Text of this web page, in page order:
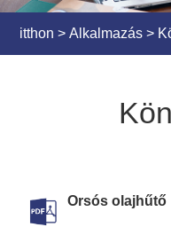
itthon > Alkalmazás >
Orsós olajhűtő